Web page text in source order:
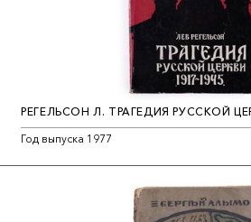
исправительно-трудовых работ по
20% зарплаты. Строматы - один из
которые вменялись ему в вину. В книге
христианских позиций расизм,
РЕГЕЛЬСОН Л. ТРАГЕДИЯ РУССКОЙ
Год выпуска 1977